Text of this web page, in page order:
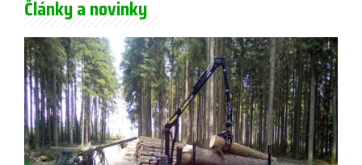
Články a novinky